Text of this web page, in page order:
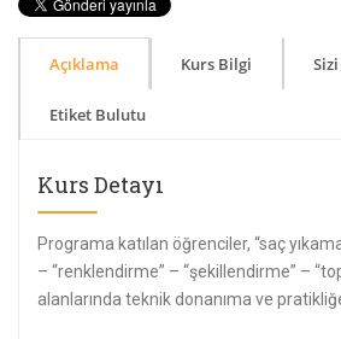
Açıklama Kurs Bilgi
Etiket Bulutu
Kurs Detayı
Programa katılan öğrenciler, “saç
– “renklendirme” – “şekillendirme” –
alanlarında teknik donanıma ve